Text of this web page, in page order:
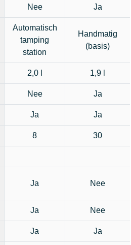
Nee Ja
Automatisch
tamping
station
Handmatig
(basis)
2,0 l 1,9 l
Nee Ja
Ja Ja
8 30
Ja Nee
Ja Nee
Ja Ja